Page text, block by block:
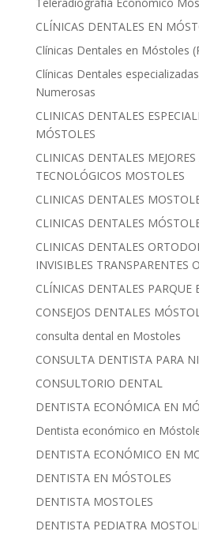
CLÍNICAS DENTALES EN
Clínicas Dentales en Móstoles
Clínicas Dentales
Numerosas
CLINICAS DENTALES
MÓSTOLES
CLINICAS DENTALES MEJORES
TECNOLÓGICOS MOSTOLES
CLINICAS DENTALES
CLINICAS DENTALES
CLINICAS DENTALES
INVISIBLES TRANSPARENTES
CLÍNICAS DENTALES PARQUE
CONSEJOS DENTALES
consulta dental en Mostoles
CONSULTA DENTISTA PARA
CONSULTORIO DENTAL
DENTISTA ECONÓMICA EN
Dentista económico en
DENTISTA ECONÓMICO EN
DENTISTA EN MÓSTOLES
DENTISTA MOSTOLES
DENTISTA PEDIATRA